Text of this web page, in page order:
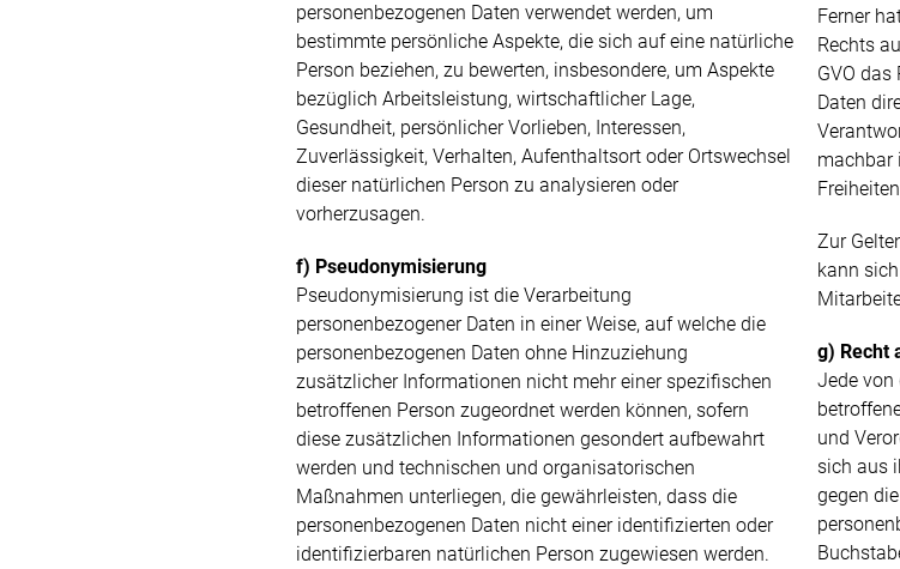
personenbezogenen Daten verwendet werden, um
bestimmte persönliche Aspekte, die sich auf eine natürliche
Person beziehen, zu bewerten, insbesondere, um Aspekte
bezüglich Arbeitsleistung, wirtschaftlicher Lage,
Gesundheit, persönlicher Vorlieben, Interessen,
Zuverlässigkeit, Verhalten, Aufenthaltsort oder Ortswechsel
dieser natürlichen Person zu analysieren oder
vorherzusagen.
f) Pseudonymisierung
Pseudonymisierung ist die Verarbeitung
personenbezogener Daten in einer Weise, auf welche die
personenbezogenen Daten ohne Hinzuziehung
zusätzlicher Informationen nicht mehr einer spezifischen
betroffenen Person zugeordnet werden können, sofern
diese zusätzlichen Informationen gesondert aufbewahrt
werden und technischen und organisatorischen
Maßnahmen unterliegen, die gewährleisten, dass die
personenbezogenen Daten nicht einer identifizierten oder
identifizierbaren natürlichen Person zugewiesen werden.
Ferner
Rechts
GVO das
Daten
machbar
Zur
kann
g) Recht
Jede von
und
sich aus
gegen